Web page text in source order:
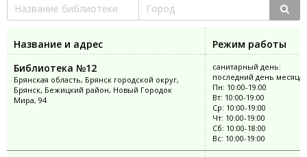
Название и адрес
Режим работы
Библиотека №12
Брянская область, Брянск городской округ,
Брянск, Бежицкий район, Новый Городок
Мира, 94
санитарный день:
последний день месяца
Пн: 10:00-19:00
Вт: 10:00-19:00
Ср: 10:00-19:00
Чт: 10:00-19:00
Сб: 10:00-18:00
Вс: 10:00-19:00